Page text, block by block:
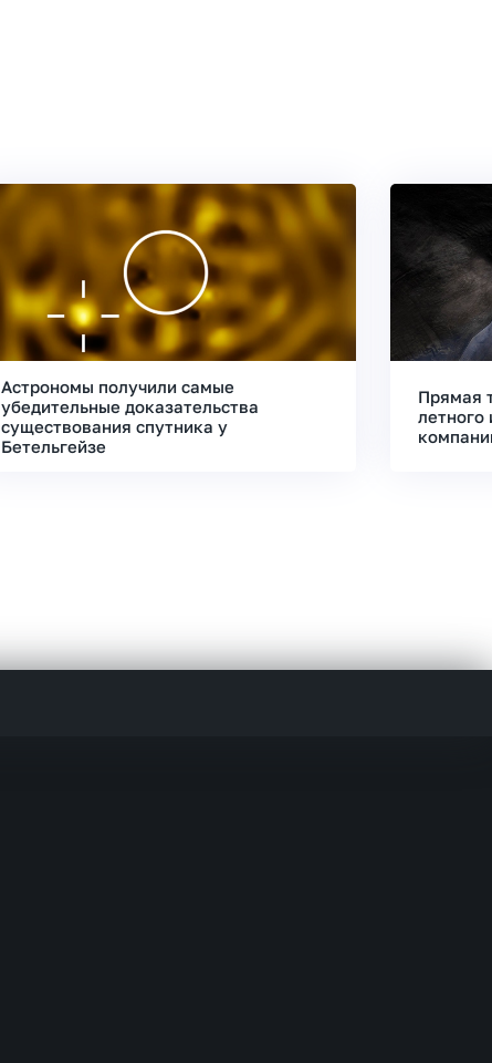
Астрономы получили самые
убедительные доказательства
существования спутника у
Бетельгейзе
Прямая
летного